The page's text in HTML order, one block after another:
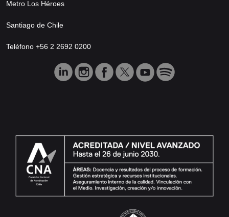
Metro Los Héroes
Santiago de Chile
Teléfono +56 2 2692 0200